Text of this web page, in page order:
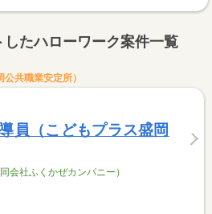
たハローワーク案件一覧
共職業安定所）
員（こどもプラス盛岡
社ふくかぜカンパニー）